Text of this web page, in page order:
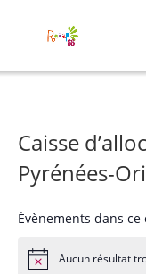
Caisse
Pyrénées-
Évènements dans
NoticeAucun résultat